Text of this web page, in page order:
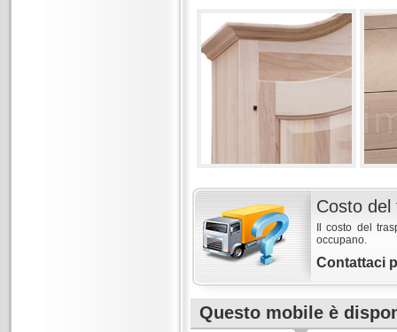
Costo
Il costo del
occupano.
Contattaci
Questo mobile è